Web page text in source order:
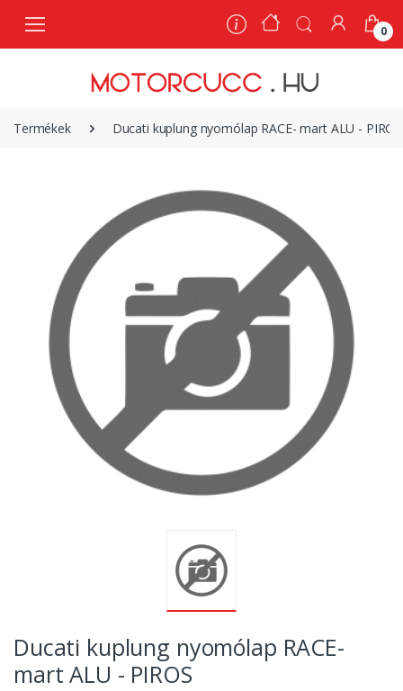
0
Termékek Ducati kuplung nyomólap RACE- mart ALU - PIROS
Ducati kuplung nyomólap RACE-
mart ALU - PIROS
0